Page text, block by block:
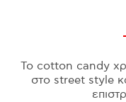
Το cotton candy
στο street style